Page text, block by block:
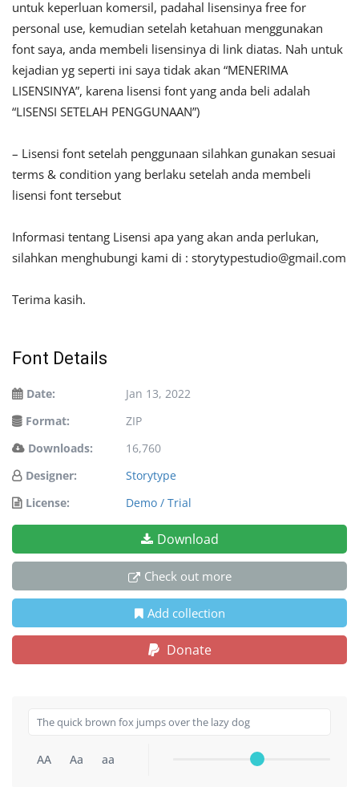
untuk keperluan komersil, padahal lisensinya free for
personal use, kemudian setelah ketahuan menggunakan
font saya, anda membeli lisensinya di link diatas. Nah untuk
kejadian yg seperti ini saya tidak akan “MENERIMA
LISENSINYA”, karena lisensi font yang anda beli adalah
“LISENSI SETELAH PENGGUNAAN”)
– Lisensi font setelah penggunaan silahkan gunakan sesuai
terms & condition yang berlaku setelah anda membeli
lisensi font tersebut
Informasi tentang Lisensi apa yang akan anda perlukan,
silahkan menghubungi kami di : storytypestudio@gmail.com
Terima kasih.
Font Details
Date:
Jan 13, 2022
Format:
ZIP
Downloads:
16,760
Designer:
Storytype
License:
Demo / Trial
Download
Check out more
Add collection
Donate
AA Aa aa